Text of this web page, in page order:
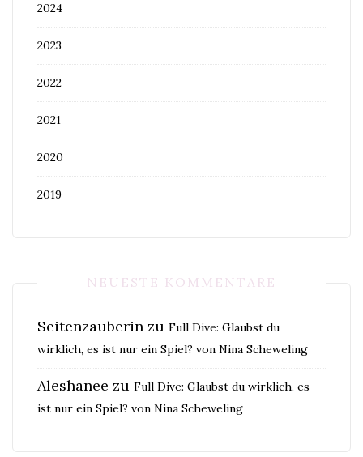
2024
2023
2022
2021
2020
2019
NEUESTE KOMMENTARE
Seitenzauberin zu Full Dive: Glaubst du
wirklich, es ist nur ein Spiel? von Nina Scheweling
Aleshanee zu Full Dive: Glaubst du wirklich, es
ist nur ein Spiel? von Nina Scheweling